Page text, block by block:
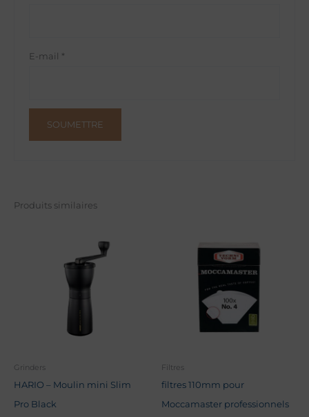
E-mail *
Produits similaires
Grinders
HARIO – Moulin mini Slim
Pro Black
Filtres
filtres 110mm pour
Moccamaster professionnels